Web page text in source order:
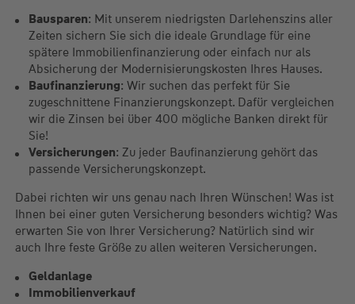
Bausparen: Mit unserem niedrigsten Darlehenszins aller
Zeiten sichern Sie sich die ideale Grundlage für eine
spätere Immobilienfinanzierung oder einfach nur als
Absicherung der Modernisierungskosten Ihres Hauses.
Baufinanzierung: Wir suchen das perfekt für Sie
zugeschnittene Finanzierungskonzept. Dafür vergleichen
wir die Zinsen bei über 400 mögliche Banken direkt für
Sie!
Versicherungen: Zu jeder Baufinanzierung gehört das
passende Versicherungskonzept.
Dabei richten wir uns genau nach Ihren Wünschen! Was ist
Ihnen bei einer guten Versicherung besonders wichtig? Was
erwarten Sie von Ihrer Versicherung? Natürlich sind wir
auch Ihre feste Größe zu allen weiteren Versicherungen.
Geldanlage
Immobilienverkauf